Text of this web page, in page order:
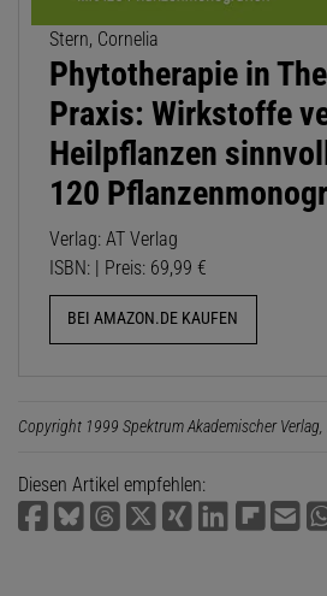
Stern, Cornelia
Phytotherapie in
Praxis: Wirkstoffe
Heilpflanzen
120
Verlag: AT Verlag
ISBN: | Preis: 69,99 €
BEI AMAZON.DE KAUFEN
Copyright 1999 Spektrum Akademischer Verlag,
Diesen Artikel empfehlen: